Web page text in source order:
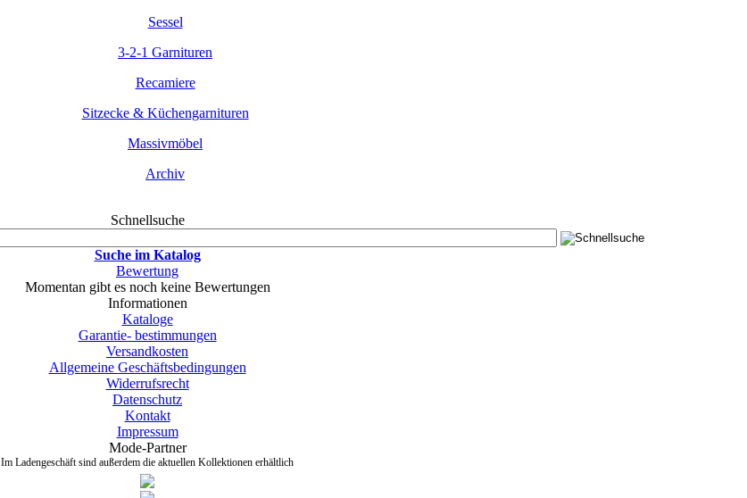
Sessel
3-2-1 Garnituren
Recamiere
Sitzecke & Küchengarnituren
Massivmöbel
Archiv
Schnellsuche
Suche im Katalog
Bewertung
Momentan gibt es noch keine Bewertungen
Informationen
Kataloge
Garantie- bestimmungen
Versandkosten
Allgemeine Geschäftsbedingungen
Widerrufsrecht
Datenschutz
Kontakt
Impressum
Mode-Partner
Im Ladengeschäft sind außerdem die aktuellen Kollektionen erhältlich